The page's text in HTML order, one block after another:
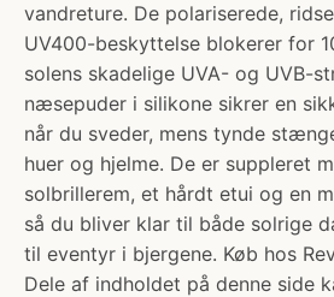
vandreture. De polariserede,
UV400-beskyttelse blokerer for
solens skadelige UVA- og UVB-
næsepuder i silikone sikrer en
når du sveder, mens tynde
huer og hjelme. De er suppleret
solbrillerem, et hårdt etui og en
så du bliver klar til både solrige
til eventyr i bjergene. Køb hos
Dele af indholdet på denne side